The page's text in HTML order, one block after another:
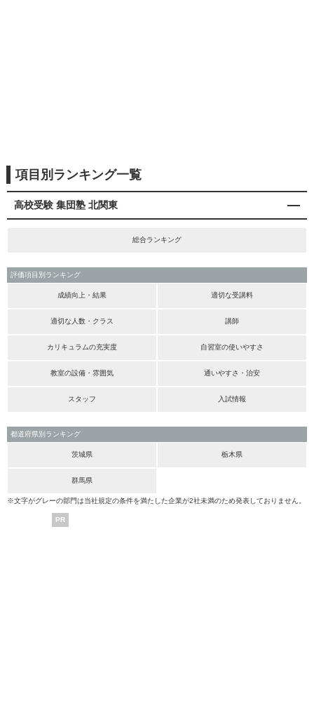
項目別ランキング一覧
高校受験 集団塾 北関東
総合ランキング
評価項目別ランキング
成績向上・結果 適切な受講料
適切な人数・クラス 講師
カリキュラムの充実度 自習室の使いやすさ
教室の設備・雰囲気 通いやすさ・治安
スタッフ 入試情報
都道府県別ランキング
茨城県 栃木県
群馬県
※文字がグレーの部門は当社規定の条件を満たした企業が2社未満のため発表しておりません。
PR